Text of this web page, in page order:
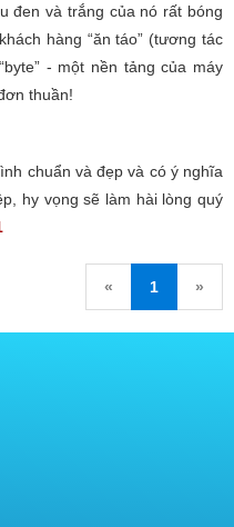
đen và trắng của nó rất bóng
hàng “ăn táo” (tương tác
- một nền tảng của máy
thuần!
chuẩn và đẹp và có ý nghĩa
hy vọng sẽ làm hài lòng quý
« 1 »